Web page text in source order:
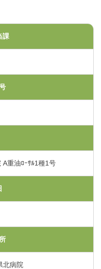
課
重油ﾛｰｻﾙ1種1号
北病院
市玉名550番地
い合わせ
関するお知らせ